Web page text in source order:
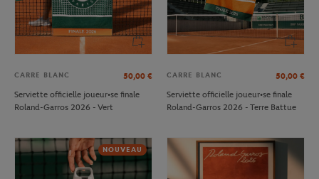
CARRE BLANC 50,00 €
Serviette officielle joueur•se finale
Roland-Garros 2026 - Vert
CARRE BLANC 50,00 €
Serviette officielle joueur•se finale
Roland-Garros 2026 - Terre Battue
NOUVEAU